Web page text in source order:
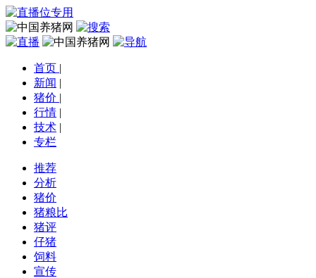
首页 |
新闻 |
猪价 |
行情 |
技术 |
专栏
推荐
分析
猪价
猪粮比
猪评
仔猪
饲料
宣传